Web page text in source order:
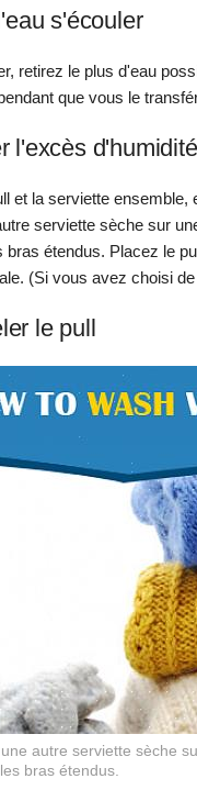
s'écouler
retirez le plus d'eau
que vous le
l'excès d'humidité
et la serviette
serviette sèche sur
bras étendus. Placez le
(Si vous avez choisi
le pull
autre serviette sèche
bras étendus.